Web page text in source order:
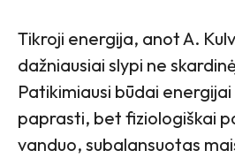
Tikroji energija, anot A.
dažniausiai slypi ne
Patikimiausi būdai
paprasti, bet fiziologiškai
vanduo, subalansuotas